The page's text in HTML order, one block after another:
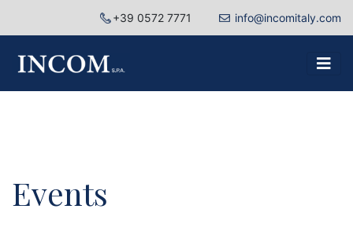
+39 0572 7771 info@incomitaly.com
Events